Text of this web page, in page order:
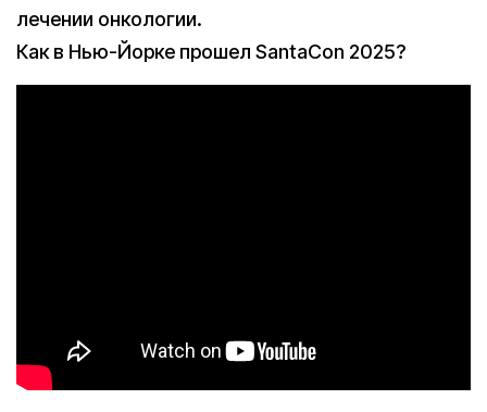
лечении онкологии.
Как в Нью-Йорке прошел SantaCon 2025?